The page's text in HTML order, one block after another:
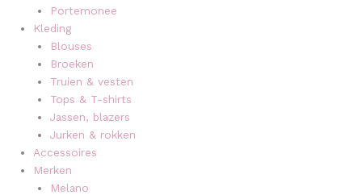
Portemonee
Kleding
Blouses
Broeken
Truien & vesten
Tops & T-shirts
Jassen, blazers
Jurken & rokken
Accessoires
Merken
Melano